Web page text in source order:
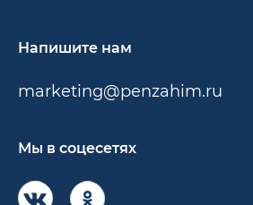
Напишите нам
marketing@penzahim.ru
Мы в соцесетях